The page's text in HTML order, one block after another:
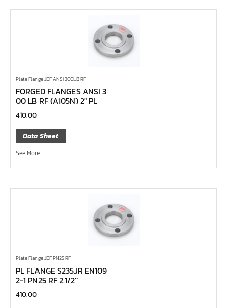
ด้ามขันตัวแอล
ด้ามฟรี หัวกลม คอพับ ด้ามยาง 1/4", 3/8", 1/2"
ด้ามฟรี หัวกลม คอพับ ด้ามเหล็ก 1/4", 3/8", 1/2", 1"
ด้ามฟรี หัวกลม ด้ามยาง 1/4", 3/8", 1/2"
ด้ามฟรี หัวกลม ด้ามเรียบ 1/4", 3/8", 1/2"
ด้ามฟรี หัวกลม ด้ามเหล็ก 1/4", 3/8", 1/2", 1"
ด้ามฟรี ยาง คอพับ กดปุ่ม
ด้ามฟรี ด้ามเรียบ คอพับ กดปุ่ม
ด้ามฟรี ด้ามเรียบ คอพับ
ด้ามฟรี ด้ามเหล็ก คอพับ
ด้ามฟรี หัวเล็ก ด้ามเรียบ กดปุ่ม 1/4", 3/8", 1/2"
ด้ามฟรี หัวเล็ก ด้ามเหล็ก กดปุ่ม 1/4", 3/8", 1/2"
ด้ามฟรี หัวเล็ก ด้ามยาง 1/4", 3/8", 1/2"
Plate Flange JEF ANSI 300LB RF
FORGED FLANGES ANSI 3
00 LB RF (A105N) 2″ PL
410.00
Data Sheet
See More
Plate Flange JEF PN25 RF
PL FLANGE S235JR EN109
2-1 PN25 RF 2.1/2″
410.00